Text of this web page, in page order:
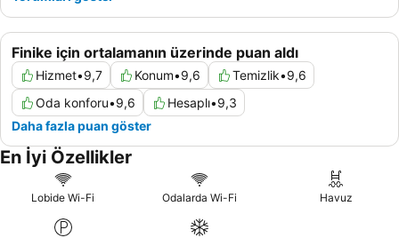
Finike için ortalamanın üzerinde puan aldı
Hizmet•9,7 Konum•9,6 Temizlik•9,6
Oda konforu•9,6 Hesaplı•9,3
Daha fazla puan göster
En İyi Özellikler
Lobide Wi-Fi Odalarda Wi-Fi Havuz